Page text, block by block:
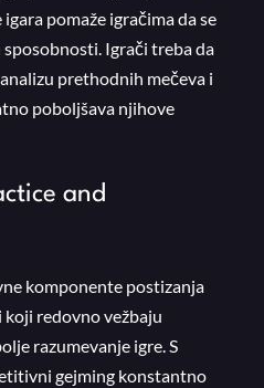
pomaže igračima da se
Igrači treba da
prethodnih mečeva i
poboljšava njihove
and
komponente postizanja
redovno vežbaju
razumevanje igre. S
gejming konstantno